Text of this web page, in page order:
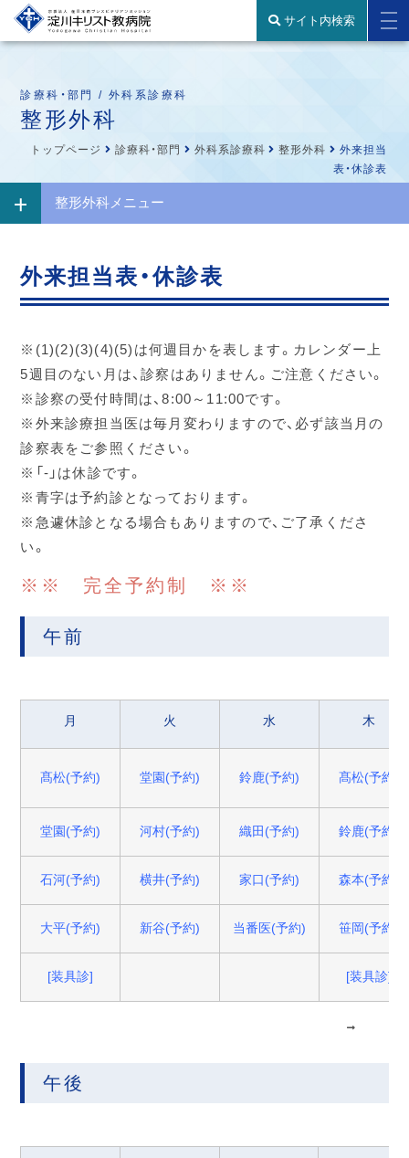
サイト内検索
診療科・部門 / 外科系診療科
整形外科
トップページ 診療科・部門 外科系診療科 整形外科
外来担当
表・休診表
整形外科メニュー
外来担当表・休診表
※(1)(2)(3)(4)(5)は何週目かを表します。カレンダー上
5週目のない月は、診察はありません。ご注意ください。
※診察の受付時間は、8:00～11:00です。
※外来診療担当医は毎月変わりますので、必ず該当月の
診察表をご参照ください。
※「-」は休診です。
※青字は予約診となっております。
※急遽休診となる場合もありますので、ご了承くださ
い。
※※ 完全予約制 ※※
午前
月 火 水 木
髙松(予約) 堂園(予約) 鈴鹿(予約) 髙松(予約)
堂園(予約) 河村(予約) 織田(予約) 鈴鹿(予約)
石河(予約) 横井(予約) 家口(予約) 森本(予約)
大平(予約) 新谷(予約) 当番医(予約) 笹岡(予約)
[装具診] [装具診]
午後